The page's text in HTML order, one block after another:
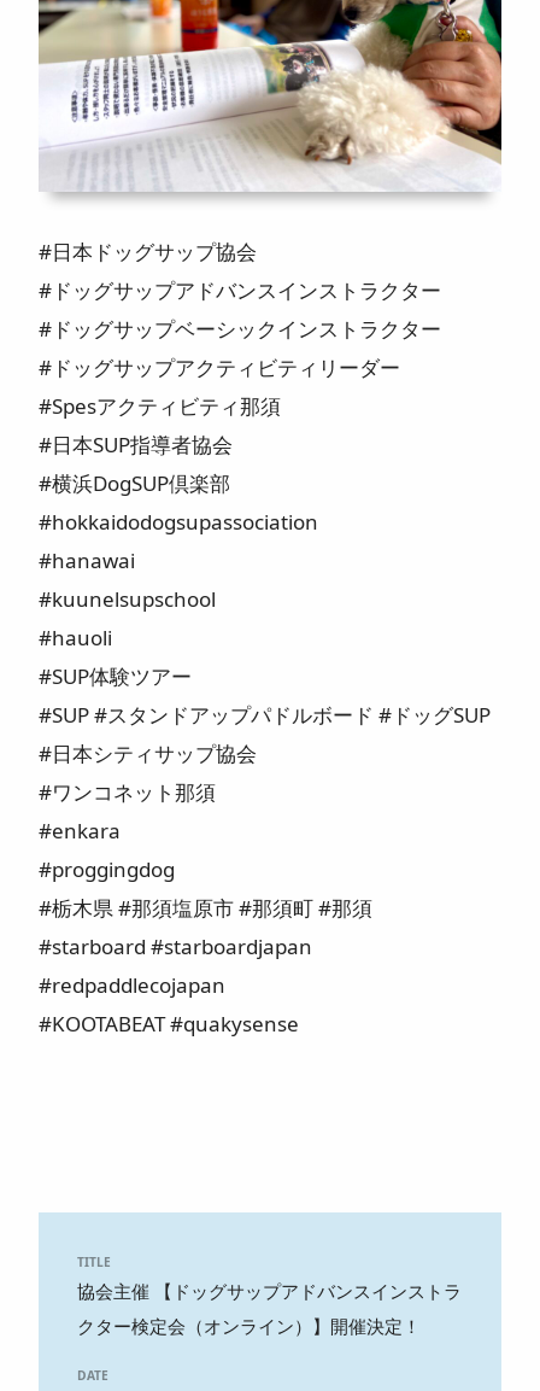
#日本ドッグサップ協会
#ドッグサップアドバンスインストラクター
#ドッグサップベーシックインストラクター
#ドッグサップアクティビティリーダー
#Spesアクティビティ那須
#日本SUP指導者協会
#横浜DogSUP倶楽部
#hokkaidodogsupassociation
#hanawai
#kuunelsupschool
#hauoli
#SUP体験ツアー
#SUP #スタンドアップパドルボード #ドッグSUP
#日本シティサップ協会
#ワンコネット那須
#enkara
#proggingdog
#栃木県 #那須塩原市 #那須町 #那須
#starboard #starboardjapan
#redpaddlecojapan
#KOOTABEAT #quakysense
TITLE
協会主催 【ドッグサップアドバンスインストラ
クター検定会（オンライン）】開催決定！
DATE